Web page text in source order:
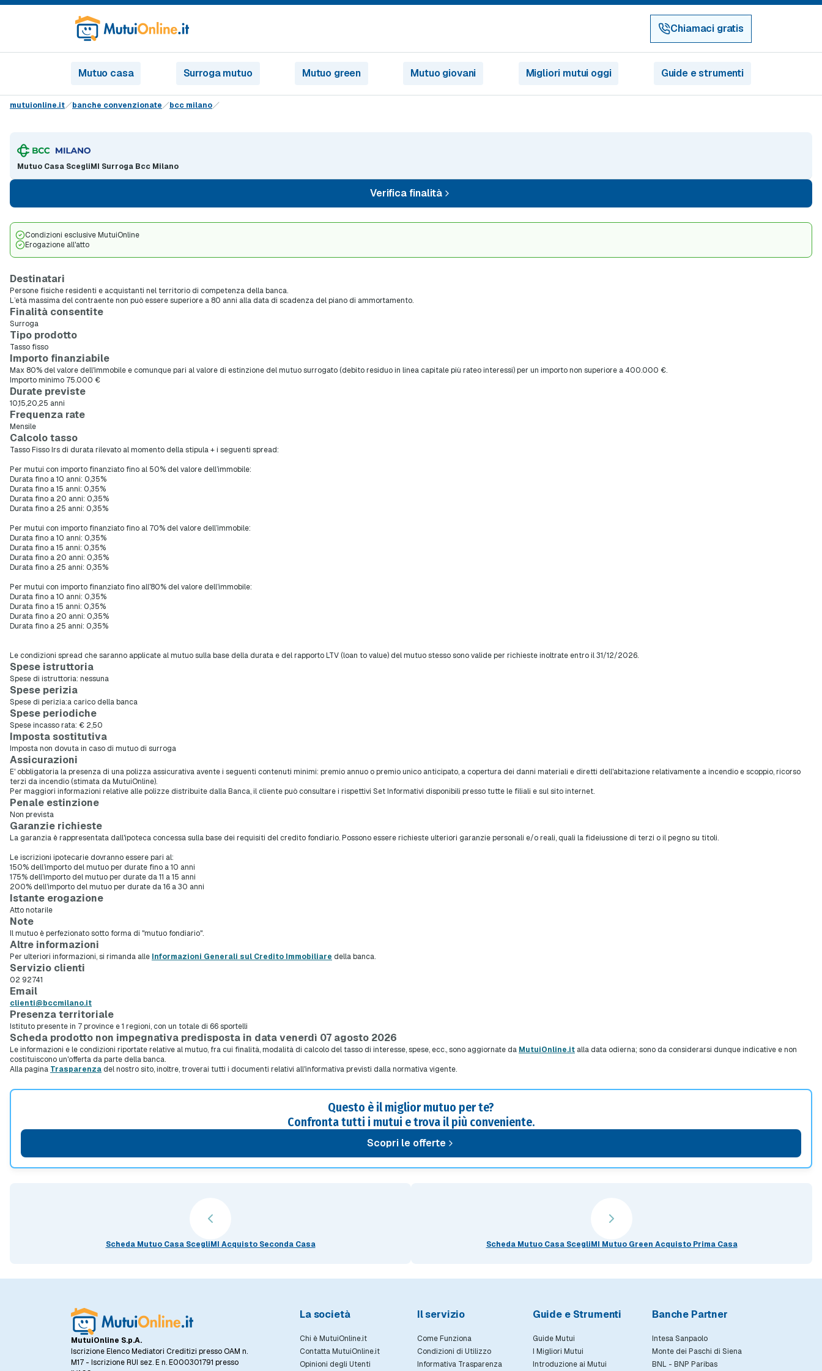
Chiamaci gratis
Mutuo casa Surroga mutuo Mutuo green Mutuo giovani Migliori mutui oggi Guide e strumenti
mutuionline.it banche convenzionate bcc milano
Mutuo Casa ScegliMI Surroga Bcc Milano
Verifica finalità
Condizioni esclusive MutuiOnline
Erogazione all'atto
Destinatari
Persone fisiche residenti e acquistanti nel territorio di competenza della banca.
L’età massima del contraente non può essere superiore a 80 anni alla data di scadenza del piano di ammortamento.
Finalità consentite
Surroga
Tipo prodotto
Tasso fisso
Importo finanziabile
Max 80% del valore dell'immobile e comunque pari al valore di estinzione del mutuo surrogato (debito residuo in linea capitale più rateo interessi) per un importo non superiore a 400.000 €.
Importo minimo 75.000 €
Durate previste
10,15,20,25 anni
Frequenza rate
Mensile
Calcolo tasso
Tasso Fisso Irs di durata rilevato al momento della stipula + i seguenti spread:
Per mutui con importo finanziato fino al 50% del valore dell’immobile:
Durata fino a 10 anni: 0,35%
Durata fino a 15 anni: 0,35%
Durata fino a 20 anni: 0,35%
Durata fino a 25 anni: 0,35%
Per mutui con importo finanziato fino al 70% del valore dell’immobile:
Durata fino a 10 anni: 0,35%
Durata fino a 15 anni: 0,35%
Durata fino a 20 anni: 0,35%
Durata fino a 25 anni: 0,35%
Per mutui con importo finanziato fino all'80% del valore dell’immobile:
Durata fino a 10 anni: 0,35%
Durata fino a 15 anni: 0,35%
Durata fino a 20 anni: 0,35%
Durata fino a 25 anni: 0,35%
Le condizioni spread che saranno applicate al mutuo sulla base della durata e del rapporto LTV (loan to value) del mutuo stesso sono valide per richieste inoltrate entro il 31/12/2026.
Spese istruttoria
Spese di istruttoria: nessuna
Spese perizia
Spese di perizia:a carico della banca
Spese periodiche
Spese incasso rata: € 2,50
Imposta sostitutiva
Imposta non dovuta in caso di mutuo di surroga
Assicurazioni
E' obbligatoria la presenza di una polizza assicurativa avente i seguenti contenuti minimi: premio annuo o premio unico anticipato, a copertura dei danni materiali e diretti dell'abitazione relativamente a incendio e scoppio, ricorso
terzi da incendio (stimata da MutuiOnline).
Per maggiori informazioni relative alle polizze distribuite dalla Banca, il cliente può consultare i rispettivi Set Informativi disponibili presso tutte le filiali e sul sito internet.
Penale estinzione
Non prevista
Garanzie richieste
La garanzia è rappresentata dall'ipoteca concessa sulla base dei requisiti del credito fondiario. Possono essere richieste ulteriori garanzie personali e/o reali, quali la fideiussione di terzi o il pegno su titoli.
Le iscrizioni ipotecarie dovranno essere pari al:
150% dell’importo del mutuo per durate fino a 10 anni
175% dell’importo del mutuo per durate da 11 a 15 anni
200% dell’importo del mutuo per durate da 16 a 30 anni
Istante erogazione
Atto notarile
Note
Il mutuo è perfezionato sotto forma di "mutuo fondiario".
Altre informazioni
Per ulteriori informazioni, si rimanda alle Informazioni Generali sul Credito Immobiliare della banca.
Servizio clienti
02 92741
Email
clienti@bccmilano.it
Presenza territoriale
Istituto presente in 7 province e 1 regioni, con un totale di 66 sportelli
Scheda prodotto non impegnativa predisposta in data venerdì 07 agosto 2026
Le informazioni e le condizioni riportate relative al mutuo, fra cui finalità, modalità di calcolo del tasso di interesse, spese, ecc., sono aggiornate da MutuiOnline.it alla data odierna; sono da considerarsi dunque indicative e non
costituiscono un'offerta da parte della banca.
Alla pagina Trasparenza del nostro sito, inoltre, troverai tutti i documenti relativi all'informativa previsti dalla normativa vigente.
Questo è il miglior mutuo per te?
Confronta tutti i mutui e trova il più conveniente.
Scopri le offerte
Scheda Mutuo Casa ScegliMI Acquisto Seconda Casa Scheda Mutuo Casa ScegliMI Mutuo Green Acquisto Prima Casa
MutuiOnline S.p.A.
Iscrizione Elenco Mediatori Creditizi presso OAM n.
M17 - Iscrizione RUI sez. E n. E000301791 presso
La società
Chi è MutuiOnline.it
Contatta MutuiOnline.it
Opinioni degli Utenti
Il servizio
Come Funziona
Condizioni di Utilizzo
Informativa Trasparenza
Guide e Strumenti
Guide Mutui
I Migliori Mutui
Introduzione ai Mutui
Banche Partner
Intesa Sanpaolo
Monte dei Paschi di Siena
BNL - BNP Paribas